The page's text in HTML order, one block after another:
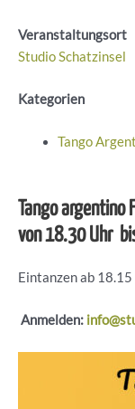
Veranstaltungsort
Studio Schatzinsel
Kategorien
Tango
Tango argentino
von 18.30 Uhr
Eintanzen ab
Anmelden: